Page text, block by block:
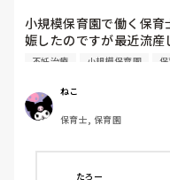
小規模保育園で働く保
娠したのですが最近流
した。
その優しさに涙が溢れ
したが、子どもの分まで
妊治療も無理のない範囲
不妊治療 小規模保育園
ねこ
保育士, 保育園
たろー